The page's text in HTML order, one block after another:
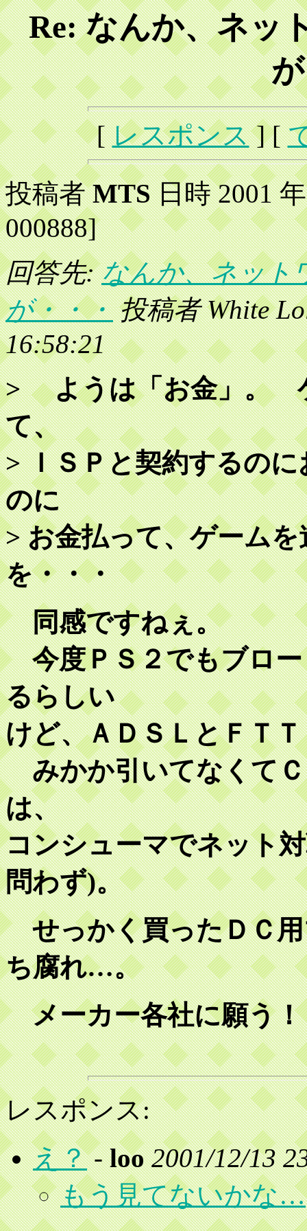
Re: なんか、ネッ
[レスポンス] [
投稿者MTS日時 2001
000888]
回答先:なんか、ネット
が・・・投稿者 White
16:58:21
> ようは「お金」。
て、
> ＩＳＰと契約するの
のに
> お金払って、ゲーム
を・・・
同感ですねぇ。
今度ＰＳ２でもブロー
るらしい
けど、ＡＤＳＬとＦＴ
みかか引いてなくてＣ
は、
コンシューマでネット
問わず)。
せっかく買ったＤＣ用
ち腐れ…。
メーカー各社に願う
レスポンス:
え？-loo 2001/12/13
もう見てないかな…